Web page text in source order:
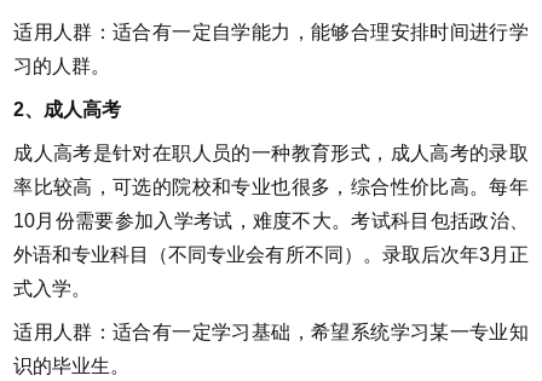
适用人群：适合有一定自学能力，能够合理安排时间进行学
习的人群。
2、成人高考
成人高考是针对在职人员的一种教育形式，成人高考的录取
率比较高，可选的院校和专业也很多，综合性价比高。每年
10月份需要参加入学考试，难度不大。考试科目包括政治、
外语和专业科目（不同专业会有所不同）。录取后次年3月正
式入学。
适用人群：适合有一定学习基础，希望系统学习某一专业知
识的毕业生。